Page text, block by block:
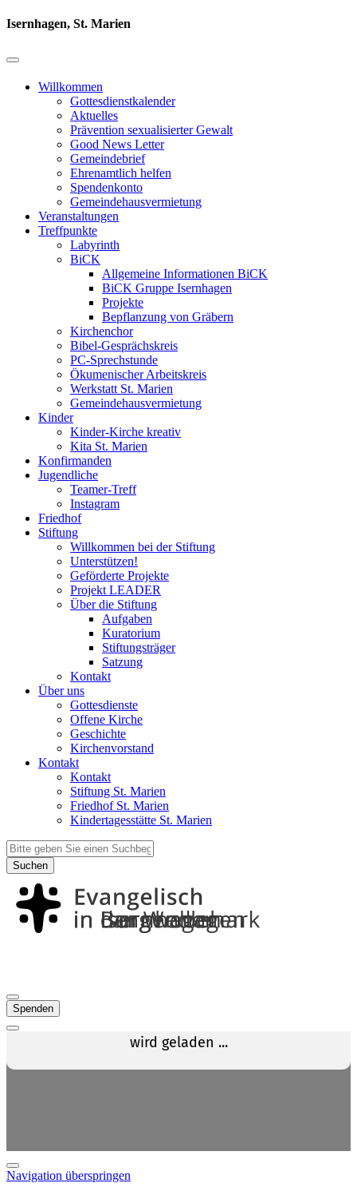
Isernhagen, St. Marien
Willkommen
Gottesdienstkalender
Aktuelles
Prävention sexualisierter Gewalt
Good News Letter
Gemeindebrief
Ehrenamtlich helfen
Spendenkonto
Gemeindehausvermietung
Veranstaltungen
Treffpunkte
Labyrinth
BiCK
Allgemeine Informationen BiCK
BiCK Gruppe Isernhagen
Projekte
Bepflanzung von Gräbern
Kirchenchor
Bibel-Gesprächskreis
PC-Sprechstunde
Ökumenischer Arbeitskreis
Werkstatt St. Marien
Gemeindehausvermietung
Kinder
Kinder-Kirche kreativ
Kita St. Marien
Konfirmanden
Jugendliche
Teamer-Treff
Instagram
Friedhof
Stiftung
Willkommen bei der Stiftung
Unterstützen!
Geförderte Projekte
Projekt LEADER
Über die Stiftung
Aufgaben
Kuratorium
Stiftungsträger
Satzung
Kontakt
Über uns
Gottesdienste
Offene Kirche
Geschichte
Kirchenvorstand
Kontakt
Kontakt
Stiftung St. Marien
Friedhof St. Marien
Kindertagesstätte St. Marien
Suchen
Spenden
Navigation überspringen